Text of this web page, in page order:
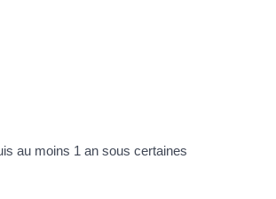
au moins 1 an sous certaines